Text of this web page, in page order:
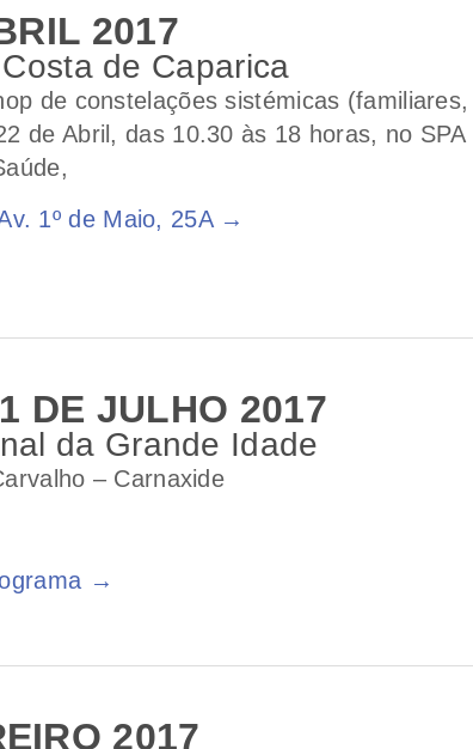
2017
de Caparica
de constelações sistémicas (familiares,
de Abril, das 10.30 às 18 horas, no SPA
1º de Maio, 25A →
DE JULHO 2017
da Grande Idade
– Carnaxide
→
2017